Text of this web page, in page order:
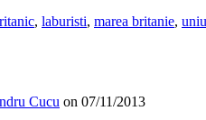
, laburisti, marea britanie,
Cucu on 07/11/2013